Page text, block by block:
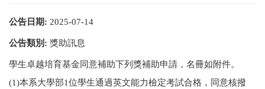
公告日期: 2025-07-14
公告類別: 獎助訊息
學生卓越培育基金同意補助下列獎補助申請，名冊如附件。
(1)本系大學部1位學生通過英文能力檢定考試合格，同意核撥